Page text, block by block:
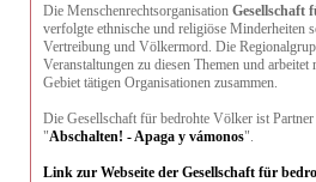
Die Menschenrechtsorganisation Gesellschaft
verfolgte ethnische und religiöse Minderheiten
Vertreibung und Völkermord. Die
Veranstaltungen zu diesen Themen und
Gebiet tätigen Organisationen zusammen.
Die Gesellschaft für bedrohte Völker ist
"Abschalten! - Apaga y vámonos".
Link zur Webseite der Gesellschaft für